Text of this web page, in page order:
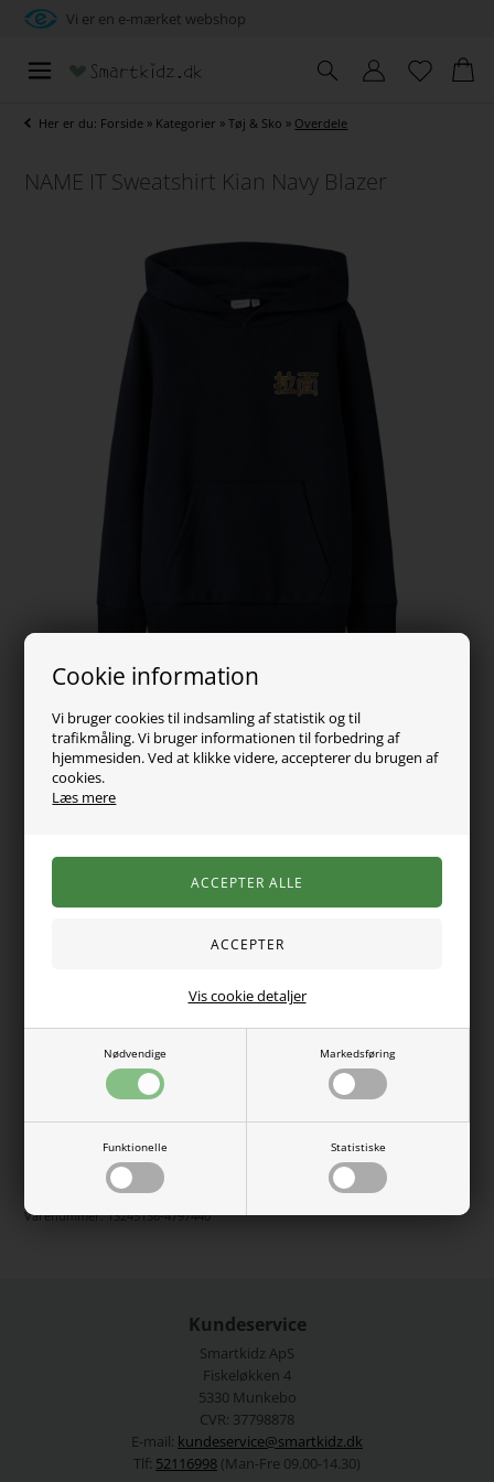
Cookie information
Vi bruger cookies til indsamling af statistik og til
trafikmåling. Vi bruger informationen til forbedring af
hjemmesiden. Ved at klikke videre, accepterer du brugen af
cookies.
Læs mere
Nødvendige Markedsføring
Funktionelle Statistiske
Vis cookie detaljer
Vi er en e-mærket webshop
Her er du: Forside » Kategorier »Tøj & Sko » Overdele
NAME IT Sweatshirt Kian Navy Blazer
199,00DKK
Vælg Størrelse
Hættetrøjen er designet med en praktisk kængurulomme og
større, detaljeret motiv på ryggen, der viser et dyr, der spiser
sikrer god komfort til hverdagsbrug.
Farve: Navy Blazer
Pasform: Regular Fit
Name It
Varenummer:13245136-4797440
Kundeservice
Smartkidz ApS
Fiskeløkken 4
5330 Munkebo
CVR: 37798878
E-mail: kundeservice@smartkidz.dk
Tlf: 52116998 (Man-Fre 09.00-14.30)